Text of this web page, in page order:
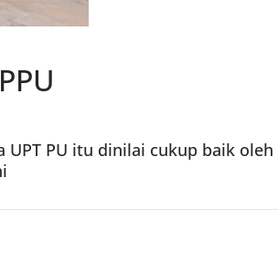
UPT PU itu dinilai cukup baik oleh